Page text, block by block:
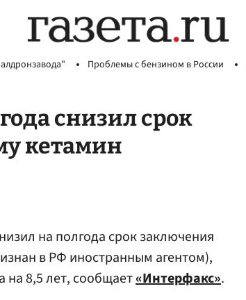
Проблемы с бензином в России
снизил срок
кетамин
на полгода срок заключения
в РФ иностранным агентом),
на 8,5 лет, сообщает«Интерфакс».